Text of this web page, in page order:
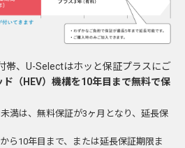
帯、U-Selectはホッと保証プラスにご
ド（HEV）機構を10年目まで無料で保
満は、無料保証が3ヶ月となり、延長保
ら10年目まで、または延長保証期限ま